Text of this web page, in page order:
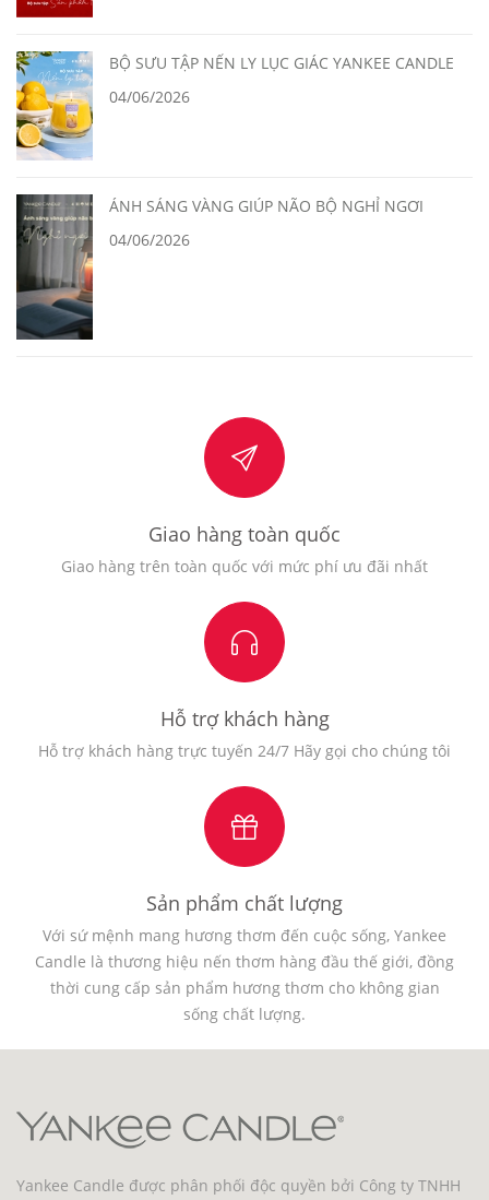
BỘ SƯU TẬP NẾN LY LỤC GIÁC YANKEE CANDLE
04/06/2026
ÁNH SÁNG VÀNG GIÚP NÃO BỘ NGHỈ NGƠI
04/06/2026
Giao hàng toàn quốc
Giao hàng trên toàn quốc với mức phí ưu đãi nhất
Hỗ trợ khách hàng
Hỗ trợ khách hàng trực tuyến 24/7 Hãy gọi cho chúng tôi
Sản phẩm chất lượng
Với sứ mệnh mang hương thơm đến cuộc sống, Yankee
Candle là thương hiệu nến thơm hàng đầu thế giới, đồng
thời cung cấp sản phẩm hương thơm cho không gian
sống chất lượng.
Yankee Candle được phân phối độc quyền bởi Công ty TNHH